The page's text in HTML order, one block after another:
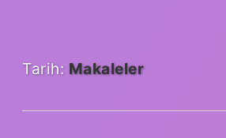
Tarih: Makaleler